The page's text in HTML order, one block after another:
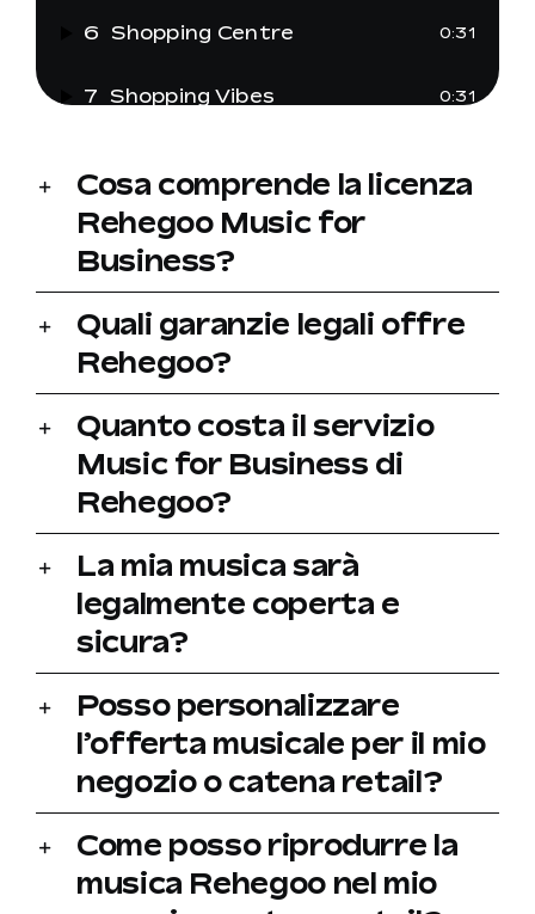
6 Shopping Centre 0:31
7 Shopping Vibes 0:31
Cosa comprende la licenza
Rehegoo Music for
Business?
Quali garanzie legali offre
Rehegoo?
Quanto costa il servizio
Music for Business di
Rehegoo?
La mia musica sarà
legalmente coperta e
sicura?
Posso personalizzare
l’offerta musicale per il mio
negozio o catena retail?
Come posso riprodurre la
musica Rehegoo nel mio